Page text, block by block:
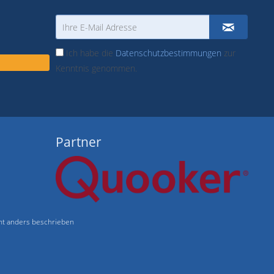
Ich habe die Datenschutzbestimmungen zur
Kenntnis genommen.
Partner
anders beschrieben